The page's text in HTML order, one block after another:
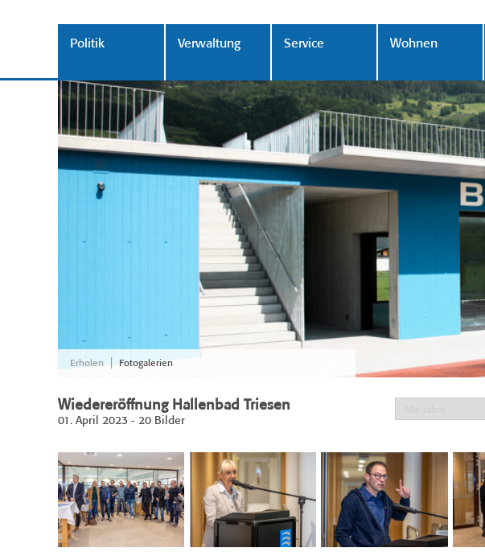
Politik Verwaltung Service Wohnen
Erholen Fotogalerien
Wiedereröffnung Hallenbad Triesen
01. April 2023 - 20 Bilder